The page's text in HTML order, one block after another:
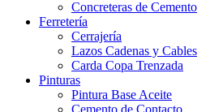
Concreteras de Cemento
Ferretería
Cerrajería
Lazos Cadenas y Cables
Carda Copa Trenzada
Pinturas
Pintura Base Aceite
Cemento de Contacto